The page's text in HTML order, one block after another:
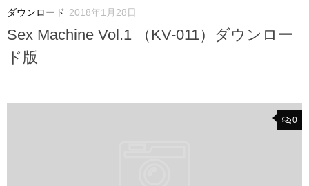
ダウンロード 2018年1月28日
Sex Machine Vol.1 （KV-011）ダウンロー
ド版
0